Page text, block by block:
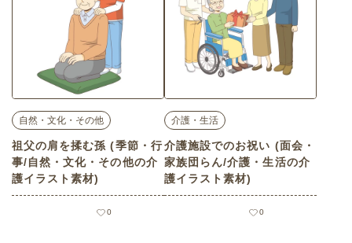
自然・文化・その他
祖父の肩を揉む孫 (季節・行
事/自然・文化・その他の介
護イラスト素材)
0
介護・生活
介護施設でのお祝い (面会・
家族団らん/介護・生活の介
護イラスト素材)
0